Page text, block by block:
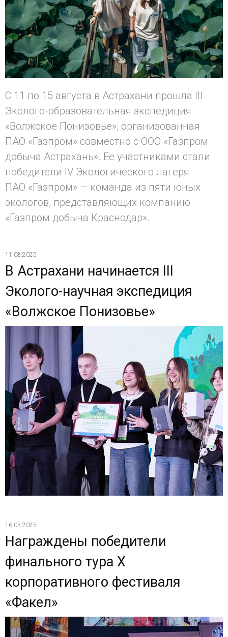
С 11 по 15 августа в Астрахани прошла III
Эколого-образовательная экспедиция
«Волжское Понизовье», организованная
ПАО «Газпром» совместно с ООО «Газпром
добыча Астрахань». Ее участниками стали
победители IV Экологического лагеря
ПАО «Газпром» — команда из пяти юных
экологов, представляющих компанию
«Газпром добыча Краснодар».
11.08.2025
В Астрахани начинается III
Эколого-научная экспедиция
«Волжское Понизовье»
16.05.2025
Награждены победители
финального тура X
корпоративного фестиваля
«Факел»